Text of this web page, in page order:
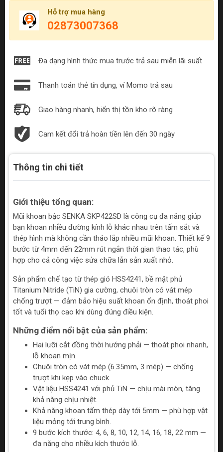
Hỗ trợ mua hàng
02873007368
Đa dạng hình thức mua trước trả sau miễn lãi suất
Thanh toán thẻ tín dụng, ví Momo trả sau
Giao hàng nhanh, hiển thị tồn kho rõ ràng
Cam kết đổi trả hoàn tiền lên đến 30 ngày
Thông tin chi tiết
Giới thiệu tổng quan:
Mũi khoan bậc SENKA SKP422SD là công cụ đa năng giúp
bạn khoan nhiều đường kính lỗ khác nhau trên tấm sắt và
thép hình mà không cần tháo lắp nhiều mũi khoan. Thiết kế 9
bước từ 4mm đến 22mm rút ngắn thời gian thao tác, phù
hợp cho cả công việc sửa chữa lẫn sản xuất nhỏ.
Sản phẩm chế tạo từ thép gió HSS4241, bề mặt phủ
Titanium Nitride (TiN) gia cường, chuôi tròn có vát mép
chống trượt — đảm bảo hiệu suất khoan ổn định, thoát phoi
tốt và tuổi thọ cao khi dùng đúng điều kiện.
Những điểm nổi bật của sản phẩm:
Hai lưỡi cắt đồng thời hướng phải — thoát phoi nhanh,
lỗ khoan mịn.
Chuôi tròn có vát mép (6.35mm, 3 mép) — chống
trượt khi kẹp vào chuck.
Vật liệu HSS4241 với phủ TiN — chịu mài mòn, tăng
khả năng chịu nhiệt.
Khả năng khoan tấm thép dày tới 5mm — phù hợp vật
liệu mỏng tới trung bình.
9 bước kích thước: 4, 6, 8, 10, 12, 14, 16, 18, 22 mm —
đa năng cho nhiều kích thước lỗ.